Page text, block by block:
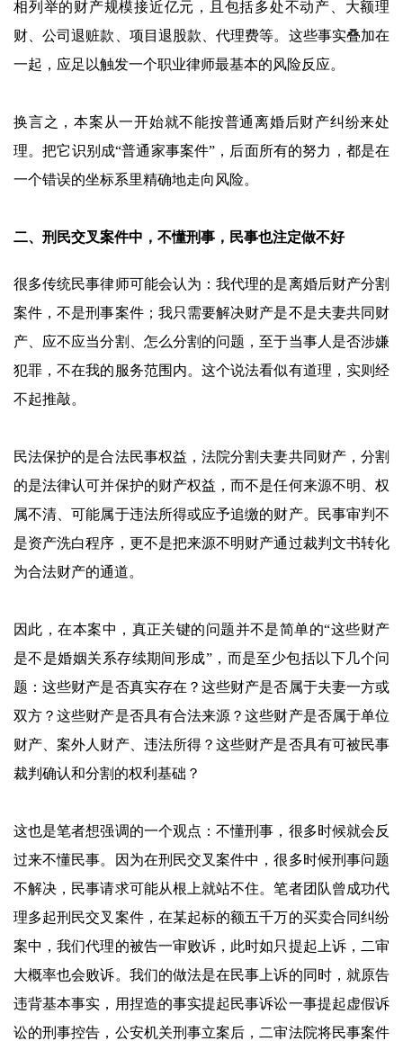
相列举的财产规模接近亿元，且包括多处不动产、大额理
财、公司退赃款、项目退股款、代理费等。这些事实叠加在
一起，应足以触发一个职业律师最基本的风险反应。
换言之，本案从一开始就不能按普通离婚后财产纠纷来处
理。把它识别成“普通家事案件”，后面所有的努力，都是在
一个错误的坐标系里精确地走向风险。
二、刑民交叉案件中，不懂刑事，民事也注定做不好
很多传统民事律师可能会认为：我代理的是离婚后财产分割
案件，不是刑事案件；我只需要解决财产是不是夫妻共同财
产、应不应当分割、怎么分割的问题，至于当事人是否涉嫌
犯罪，不在我的服务范围内。这个说法看似有道理，实则经
不起推敲。
民法保护的是合法民事权益，法院分割夫妻共同财产，分割
的是法律认可并保护的财产权益，而不是任何来源不明、权
属不清、可能属于违法所得或应予追缴的财产。民事审判不
是资产洗白程序，更不是把来源不明财产通过裁判文书转化
为合法财产的通道。
因此，在本案中，真正关键的问题并不是简单的“这些财产
是不是婚姻关系存续期间形成”，而是至少包括以下几个问
题：这些财产是否真实存在？这些财产是否属于夫妻一方或
双方？这些财产是否具有合法来源？这些财产是否属于单位
财产、案外人财产、违法所得？这些财产是否具有可被民事
裁判确认和分割的权利基础？
这也是笔者想强调的一个观点：不懂刑事，很多时候就会反
过来不懂民事。因为在刑民交叉案件中，很多时候刑事问题
不解决，民事请求可能从根上就站不住。笔者团队曾成功代
理多起刑民交叉案件，在某起标的额五千万的买卖合同纠纷
案中，我们代理的被告一审败诉，此时如只提起上诉，二审
大概率也会败诉。我们的做法是在民事上诉的同时，就原告
违背基本事实，用捏造的事实提起民事诉讼一事提起虚假诉
讼的刑事控告，公安机关刑事立案后，二审法院将民事案件